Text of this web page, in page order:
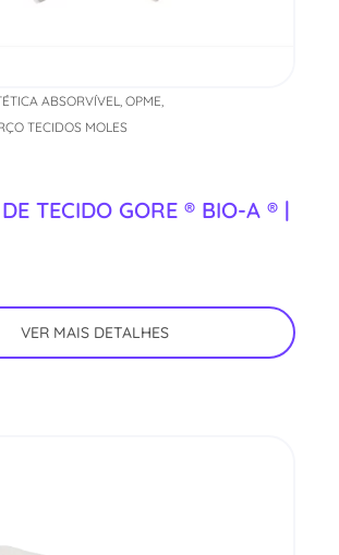
ABSORVÍVEL OPME
TECIDOS MOLES
TECIDO GORE ® BIO-A ® |
VER MAIS DETALHES